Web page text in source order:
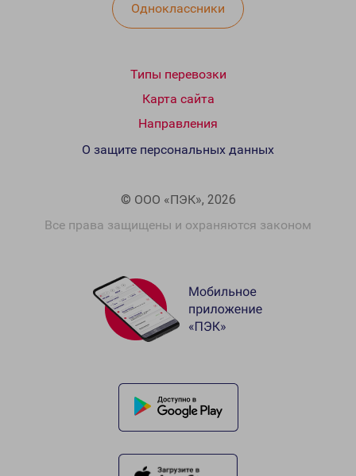
Одноклассники
Типы перевозки
Карта сайта
Направления
© ООО «ПЭК», 2026
Все права защищены и охраняются законом
О защите персональных данных